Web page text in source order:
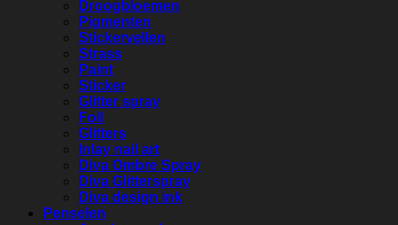
Droogbloemen
Pigmenten
Stickervellen
Strass
Paint
Sticker
Glitter spray
Foil
Glitters
Inlay nail art
Diva Ombre Spray
Diva Glitterspray
Diva design ink
Penselen